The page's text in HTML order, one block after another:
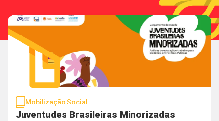
Mobilização Social
Juventudes Brasileiras Minorizadas